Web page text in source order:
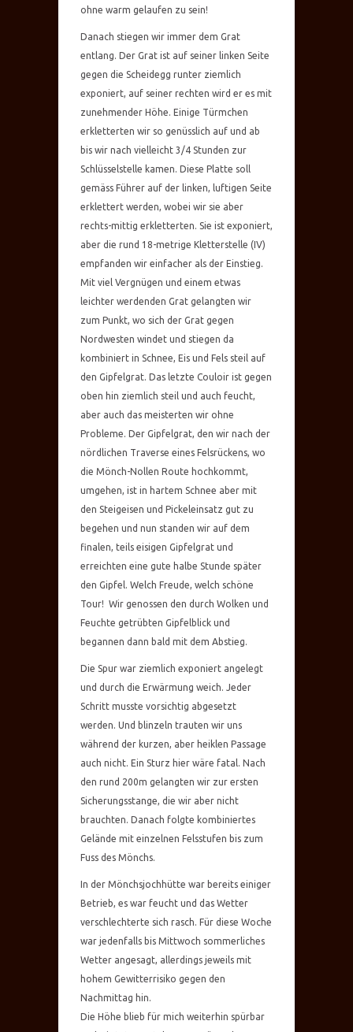
ohne warm gelaufen zu sein!
Danach stiegen wir immer dem Grat
entlang. Der Grat ist auf seiner linken Seite
gegen die Scheidegg runter ziemlich
exponiert, auf seiner rechten wird er es mit
zunehmender Höhe. Einige Türmchen
erkletterten wir so genüsslich auf und ab
bis wir nach vielleicht 3/4 Stunden zur
Schlüsselstelle kamen. Diese Platte soll
gemäss Führer auf der linken, luftigen Seite
erklettert werden, wobei wir sie aber
rechts-mittig erkletterten. Sie ist exponiert,
aber die rund 18-metrige Kletterstelle (IV)
empfanden wir einfacher als der Einstieg.
Mit viel Vergnügen und einem etwas
leichter werdenden Grat gelangten wir
zum Punkt, wo sich der Grat gegen
Nordwesten windet und stiegen da
kombiniert in Schnee, Eis und Fels steil auf
den Gipfelgrat. Das letzte Couloir ist gegen
oben hin ziemlich steil und auch feucht,
aber auch das meisterten wir ohne
Probleme. Der Gipfelgrat, den wir nach der
nördlichen Traverse eines Felsrückens, wo
die Mönch-Nollen Route hochkommt,
umgehen, ist in hartem Schnee aber mit
den Steigeisen und Pickeleinsatz gut zu
begehen und nun standen wir auf dem
finalen, teils eisigen Gipfelgrat und
erreichten eine gute halbe Stunde später
den Gipfel. Welch Freude, welch schöne
Tour! Wir genossen den durch Wolken und
Feuchte getrübten Gipfelblick und
begannen dann bald mit dem Abstieg.
Die Spur war ziemlich exponiert angelegt
und durch die Erwärmung weich. Jeder
Schritt musste vorsichtig abgesetzt
werden. Und blinzeln trauten wir uns
während der kurzen, aber heiklen Passage
auch nicht. Ein Sturz hier wäre fatal. Nach
den rund 200m gelangten wir zur ersten
Sicherungsstange, die wir aber nicht
brauchten. Danach folgte kombiniertes
Gelände mit einzelnen Felsstufen bis zum
Fuss des Mönchs.
In der Mönchsjochhütte war bereits einiger
Betrieb, es war feucht und das Wetter
verschlechterte sich rasch. Für diese Woche
war jedenfalls bis Mittwoch sommerliches
Wetter angesagt, allerdings jeweils mit
hohem Gewitterrisiko gegen den
Nachmittag hin.
Die Höhe blieb für mich weiterhin spürbar